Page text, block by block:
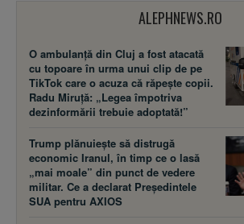
ALEPHNEWS.RO
O ambulanță din Cluj a fost atacată
cu topoare în urma unui clip de pe
TikTok care o acuza că răpește copii.
Radu Miruță: „Legea împotriva
dezinformării trebuie adoptată!”
Trump plănuiește să distrugă
economic Iranul, în timp ce o lasă
„mai moale” din punct de vedere
militar. Ce a declarat Președintele
SUA pentru AXIOS